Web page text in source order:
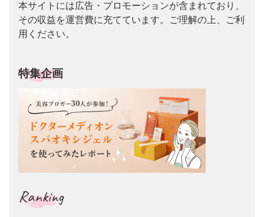
本サイトには広告・プロモーションが含まれており、
その収益を運営費に充てています。ご理解の上、ご利
用ください。
特集企画
Ranking